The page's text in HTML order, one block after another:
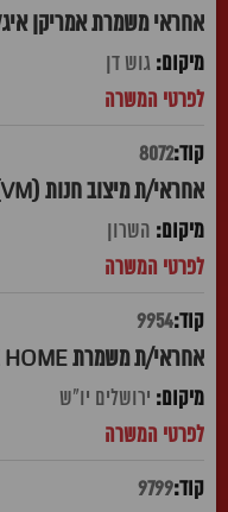
אחראי משמרת אמריקן איגל
גוש דן
8072
אחראי/ת מיצוב חנות (VM) לNIKE נתניה
השרון
9954
אחראי/ת משמרת FOX HOME בית שמש
ירושלים יו"ש
9799